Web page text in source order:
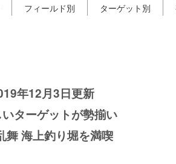
フィールド別 ターゲット別
年12月3日更新
ターゲットが勢揃い
舞 海上釣り堀を満喫